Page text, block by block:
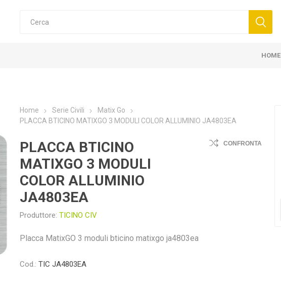
HOME
Home Serie Civili
Matix Go
PLACCA BTICINO MATIXGO 3 MODULI COLOR ALLUMINIO JA4803EA
PLACCA BTICINO
MATIXGO 3 MODULI
COLOR ALLUMINIO
JA4803EA
Produttore: TICINO CIV
CONFRONTA
Placca MatixGO 3 moduli bticino matixgo ja4803ea
Cod.: TIC JA4803EA